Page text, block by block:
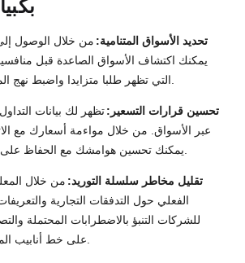
بك
تحديد الأسواق المتنامية: من خلال الوصول إلى
يمكنك اكتشاف الأسواق الصاعدة قبل
التي تظهر طلبا متزايدا واضبط نهج المبيعات وفقا لذلك.
تحسين قرارات التسعير:تظهر لك بيانات
عبر الأسواق. من خلال مواءمة أسعارك مع
يمكنك تحسين هوامشك مع الحفاظ على قدرتك التنافسية.
تقليل مخاطر سلسلة التوريد: من خلال
الفعلي حول التدفقات التجارية
للشركات التنبؤ بالاضطرابات المحتملة
على خط أنابيب المبيعات الخاص بك.